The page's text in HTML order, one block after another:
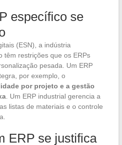
específico se
(ESN), a indústria
têm restrições que os ERPs
pesada. Um ERP
por exemplo, o
por projeto e a gestão
. Um ERP industrial gerencia a
listas de materiais e o controle
ERP se justifica